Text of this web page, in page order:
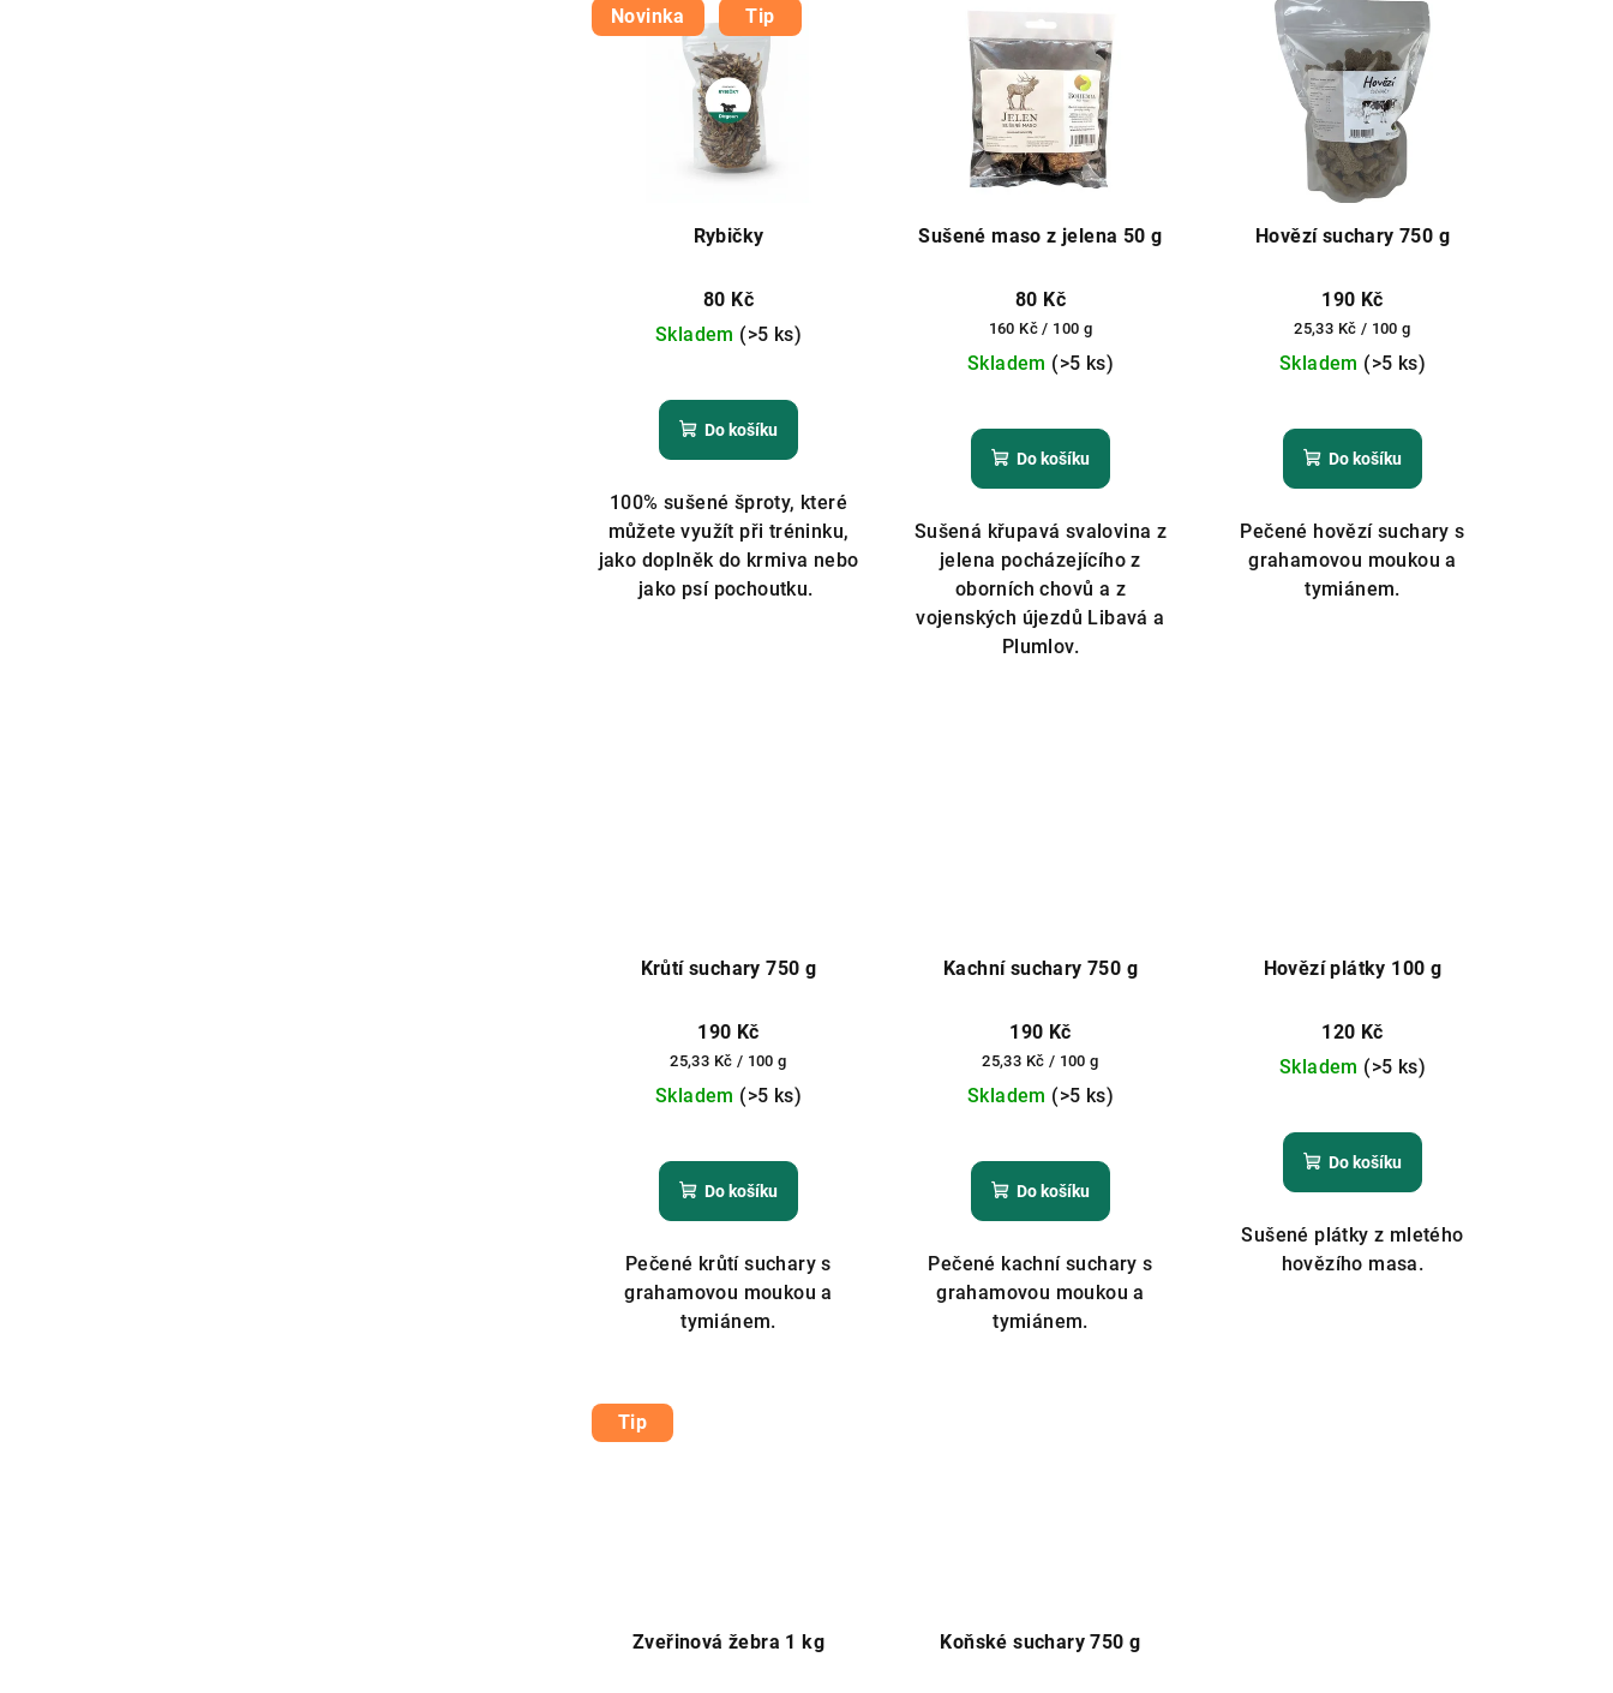
Novinka Tip
Rybičky
80 Kč
Skladem (>5 ks)
hodnocení
produktu
je
5,0
z
5
hvězdiček.
Do košíku
100% sušené šproty, které
můžete využít při tréninku,
jako doplněk do krmiva nebo
jako psí pochoutku.
Sušené maso z jelena 50 g
80 Kč
Měrná
cena:
160 Kč / 100 g
Skladem (>5 ks)
Do košíku
Sušená křupavá svalovina z
jelena pocházejícího z
oborních chovů a z
vojenských újezdů Libavá a
Plumlov.
Hovězí suchary 750 g
190 Kč
Měrná
cena:
25,33 Kč / 100 g
Skladem (>5 ks)
hodnocení
produktu
je
5,0
z
5
Do košíku
Pečené hovězí suchary s
grahamovou moukou a
tymiánem.
Krůtí suchary 750 g
190 Kč
Měrná
cena:
25,33 Kč / 100 g
Skladem (>5 ks)
Do košíku
Pečené krůtí suchary s
grahamovou moukou a
tymiánem.
Kachní suchary 750 g
190 Kč
Měrná
cena:
25,33 Kč / 100 g
Skladem (>5 ks)
Do košíku
Pečené kachní suchary s
grahamovou moukou a
tymiánem.
Hovězí plátky 100 g
120 Kč
Skladem (>5 ks)
Do košíku
Sušené plátky z mletého
hovězího masa.
Tip
Zveřinová žebra 1 kg Koňské suchary 750 g